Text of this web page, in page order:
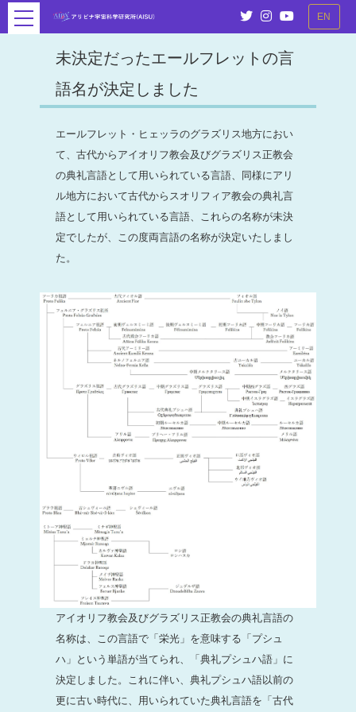
EN
未決定だったエールフレットの言
語名が決定しました
エールフレット・ヒェッラのグラズリス地方におい
て、古代からアイオリフ教会及びグラズリス正教会
の典礼言語として用いられている言語、同様にアリ
ル地方において古代からスオリフィア教会の典礼言
語として用いられている言語、これらの名称が未決
定でしたが、この度両言語の名称が決定いたしまし
た。
アイオリフ教会及びグラズリス正教会の典礼言語の
名称は、この言語で「栄光」を意味する「プシュ
ハ」という単語が当てられ、「典礼プシュハ語」に
決定しました。これに伴い、典礼プシュハ語以前の
更に古い時代に、用いられていた典礼言語を「古代